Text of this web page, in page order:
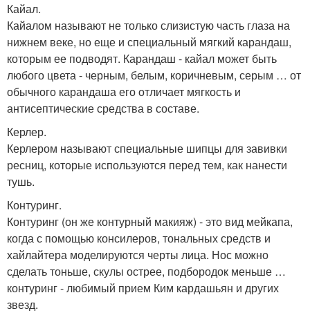
Кайал.
Кайалом называют не только слизистую часть глаза на
нижнем веке, но еще и специальный мягкий карандаш,
которым ее подводят. Карандаш - кайал может быть
любого цвета - черным, белым, коричневым, серым … от
обычного карандаша его отличает мягкость и
антисептические средства в составе.
Керлер.
Керлером называют специальные шипцы для завивки
ресниц, которые используются перед тем, как нанести
тушь.
Контуринг.
Контуринг (он же контурный макияж) - это вид мейкапа,
когда с помощью консилеров, тональных средств и
хайлайтера моделируются черты лица. Нос можно
сделать тоньше, скулы острее, подбородок меньше …
контуринг - любимый прием Ким кардашьян и других
звезд.